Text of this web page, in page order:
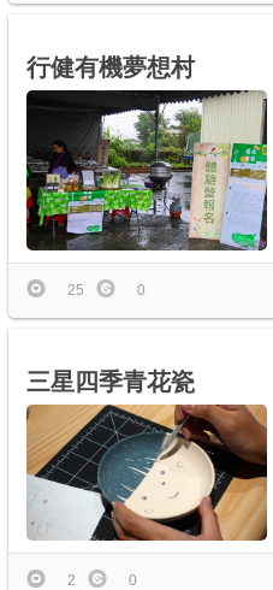
行健有機夢想村
25 0
三星四季青花瓷
2 0